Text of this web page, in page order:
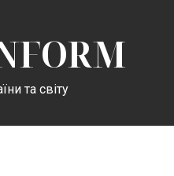
та світу